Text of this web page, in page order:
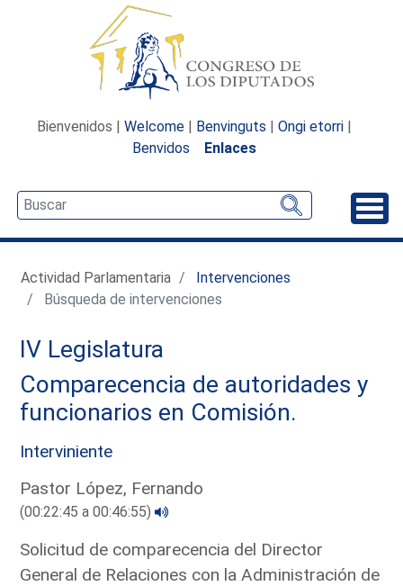
Bienvenidos | Welcome | Benvinguts | Ongi etorri |
Benvidos
Enlaces
Actividad Parlamentaria
Intervenciones
Búsqueda de intervenciones
IV Legislatura
Comparecencia de autoridades y
funcionarios en Comisión.
Interviniente
Pastor López, Fernando
(00:22:45 a 00:46:55)
Solicitud de comparecencia del Director
General de Relaciones con la Administración de